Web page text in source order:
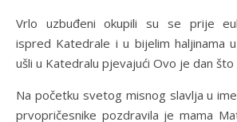
Vrlo uzbuđeni okupili su se prije
ispred Katedrale i u bijelim haljinama
ušli u Katedralu pjevajući Ovo je dan
Na početku svetog misnog slavlja u
prvopričesnike pozdravila je mama